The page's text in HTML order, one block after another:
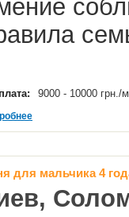
9000 - 10000 грн./
для мальчика 4